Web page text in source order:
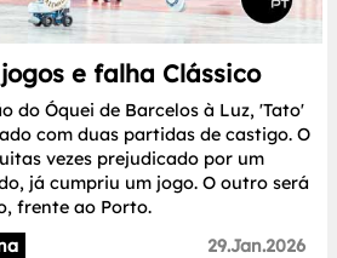
e falha Clássico
do Óquei de Barcelos à Luz, 'Tato'
com duas partidas de castigo. O
vezes prejudicado por um
já cumpriu um jogo. O outro será
frente ao Porto.
29.Jan.2026